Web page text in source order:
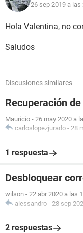
26 sep 2019 a las
Hola Valentina, no
Saludos
Discusiones similares
Recuperación
Mauricio - 26 may 2020 a
carloslopezjurado - 28
1 respuesta
Desbloquear
wilson - 22 abr 2020 a las
alessandro - 28 sep
2 respuestas